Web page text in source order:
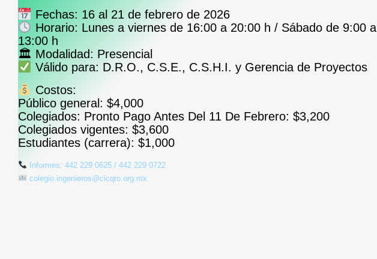
Fechas: 16 al 21 de febrero de 2026
Horario: Lunes a viernes de 16:00 a 20:00 h / Sábado de 9:00 a
13:00 h
🏛 Modalidad: Presencial
Válido para: D.R.O., C.S.E., C.S.H.I. y Gerencia de Proyectos
Costos:
Público general: $4,000
Colegiados: Pronto Pago Antes Del 11 De Febrero: $3,200
Colegiados vigentes: $3,600
Estudiantes (carrera): $1,000
Informes: 442 229 0625 / 442 229 0722
colegio.ingenieros@cicqro.org.mx